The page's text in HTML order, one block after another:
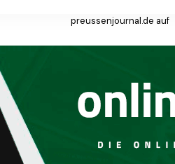
preussenjournal.de auf